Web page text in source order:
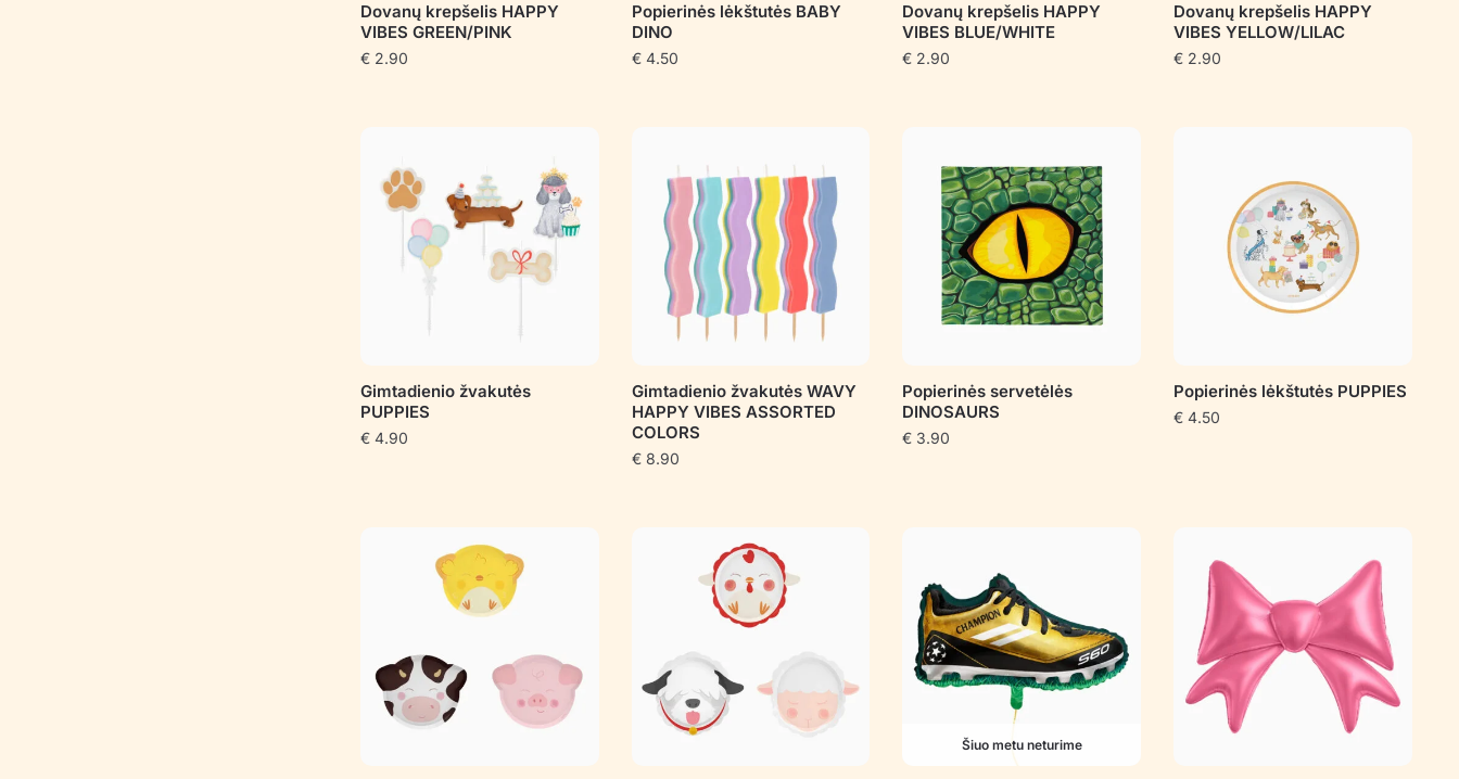
Dovanų krepšelis HAPPY
VIBES GREEN/PINK
€2.90
Popierinės lėkštutės BABY
DINO
€4.50
Dovanų krepšelis HAPPY
VIBES BLUE/WHITE
€ 2.90
Dovanų krepšelis HAPPY
VIBES YELLOW/LILAC
€ 2.90
Gimtadienio žvakutės
PUPPIES
€4.90
Gimtadienio žvakutės WAVY
HAPPY VIBES ASSORTED
COLORS
€8.90
Popierinės servetėlės
DINOSAURS
€ 3.90
Popierinės lėkštutės PUPPIES
€ 4.50
Šiuo metu neturime